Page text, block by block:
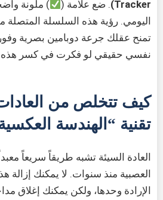
Tracker) . ضع علامة (
) ملونة
اليومي. رؤية هذه السلسلة المتصلة
تمنح عقلك جرعة دوبامين بصرية
نفسي حقيقي لو فكرت في كسر هذه
كيف تتخلص من
تقنية “الهندسة
العادة السيئة تشبه طريقاً سريعاً
العصبية منذ سنوات. لا يمكنك إزالة
الإرادة وحدها، ولكن يمكنك إغلاق